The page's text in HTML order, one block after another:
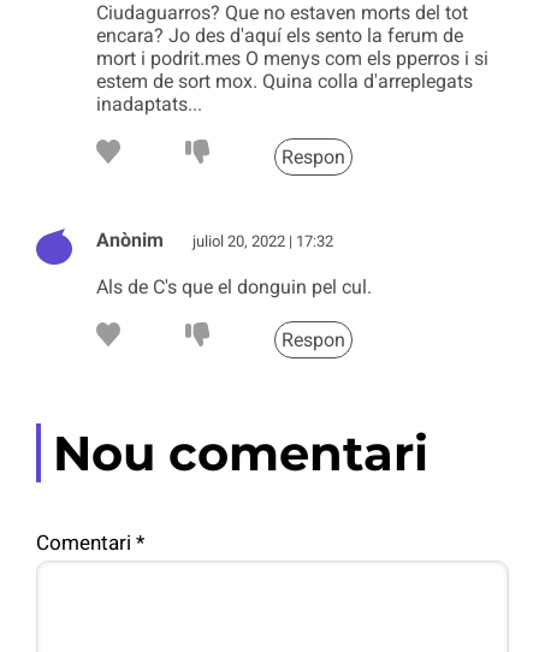
Ciudaguarros? Que no estaven morts del tot
encara? Jo des d'aquí els sento la ferum de
mort i podrit.mes O menys com els pperros i si
estem de sort mox. Quina colla d'arreplegats
inadaptats...
Respon
Anònim juliol 20, 2022 | 17:32
Als de C's que el donguin pel cul.
Respon
Nou comentari
Comentari *